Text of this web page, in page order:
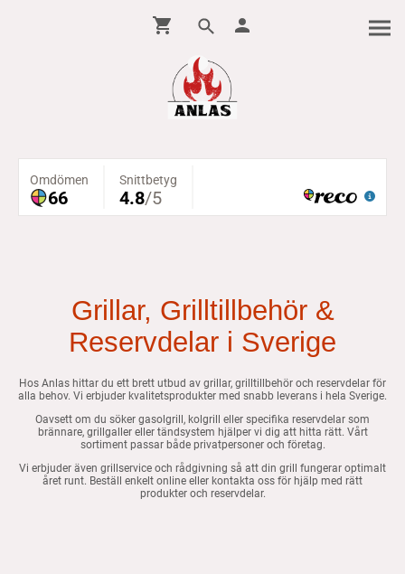
Grillar, Grilltillbehör &
Reservdelar i Sverige
Hos Anlas hittar du ett brett utbud av grillar, grilltillbehör och reservdelar för
alla behov. Vi erbjuder kvalitetsprodukter med snabb leverans i hela Sverige.
Oavsett om du söker gasolgrill, kolgrill eller specifika reservdelar som
brännare, grillgaller eller tändsystem hjälper vi dig att hitta rätt. Vårt
sortiment passar både privatpersoner och företag.
Vi erbjuder även grillservice och rådgivning så att din grill fungerar optimalt
året runt. Beställ enkelt online eller kontakta oss för hjälp med rätt
produkter och reservdelar.